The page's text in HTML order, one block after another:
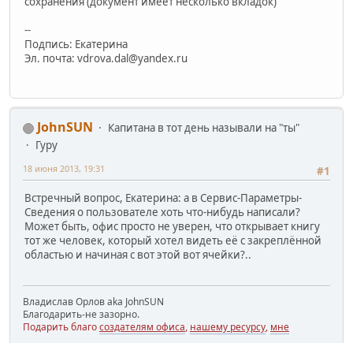
--
Подпись: Екатерина
Эл. почта: vdrova.dal@yandex.ru
JohnSUN
Капитана в тот день называли на "ты"
Гуру
#1
18 июня 2013, 19:31
Встречный вопрос, Екатерина: а в Сервис-Параметры-
Сведения о пользователе хоть что-нибудь написали?
Может быть, офис просто не уверен, что открывает книгу
тот же человек, который хотел видеть её с закреплённой
областью и начиная с вот этой вот ячейки?..
Владислав Орлов aka JohnSUN
Благодарить-не зазорно.
Подарить благосоздателям офиса, нашему ресурсу, мне